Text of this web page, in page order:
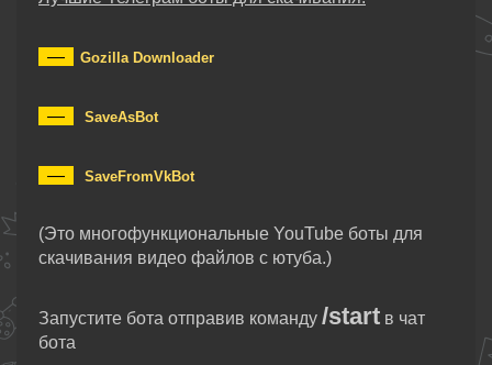
— Gozilla Downloader
— SaveAsBot
— SaveFromVkBot
(Это многофункциональные YouTube боты для
скачивания видео файлов с ютуба.)
Запустите бота отправив команду /start в чат
бота